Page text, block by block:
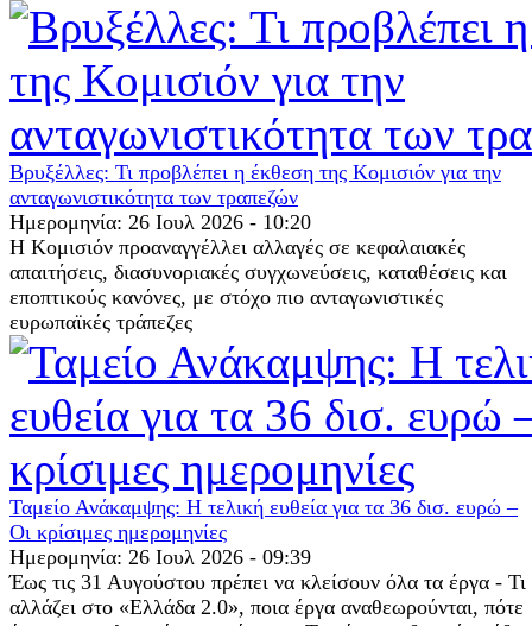
Βρυξέλλες: Τι προβλέπει η έκθεση της Κομισιόν για την
ανταγωνιστικότητα των τραπεζών
Ημερομηνία: 26 Ιουλ 2026 - 10:20
Η Κομισιόν προαναγγέλλει αλλαγές σε κεφαλαιακές
απαιτήσεις, διασυνοριακές συγχωνεύσεις, καταθέσεις και
εποπτικούς κανόνες, με στόχο πιο ανταγωνιστικές
ευρωπαϊκές τράπεζες
Ταμείο Ανάκαμψης: Η τελική ευθεία για τα 36 δισ. ευρώ –
Οι κρίσιμες ημερομηνίες
Ημερομηνία: 26 Ιουλ 2026 - 09:39
Έως τις 31 Αυγούστου πρέπει να κλείσουν όλα τα έργα - Τι
αλλάζει στο «Ελλάδα 2.0», ποια έργα αναθεωρούνται, πότε